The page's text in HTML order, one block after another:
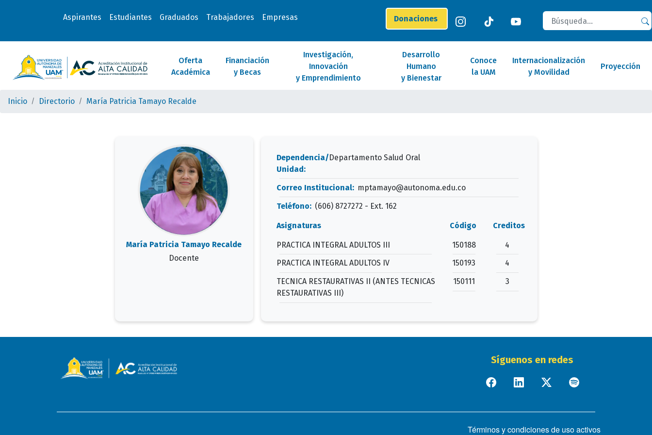
Aspirantes Estudiantes Graduados Trabajadores Empresas Donaciones
Buscar
Oferta
Académica
Financiación
y Becas
Investigación,
Innovación
y Emprendimiento
Desarrollo
Humano
y Bienestar
Conoce
la UAM
Internacionalización
y Movilidad
Proyección
Inicio Directorio María Patricia Tamayo Recalde
María Patricia Tamayo Recalde
Docente
Dependencia/
Unidad:
Departamento Salud Oral
Correo Institucional: mptamayo@autonoma.edu.co
Teléfono: (606) 8727272 - Ext. 162
Asignaturas Código Creditos
PRACTICA INTEGRAL ADULTOS III 150188
4
PRACTICA INTEGRAL ADULTOS IV
150193
4
TECNICA RESTAURATIVAS II (ANTES TECNICAS
RESTAURATIVAS III)
150111 3
Síguenos en redes
Términos y condiciones de uso activos